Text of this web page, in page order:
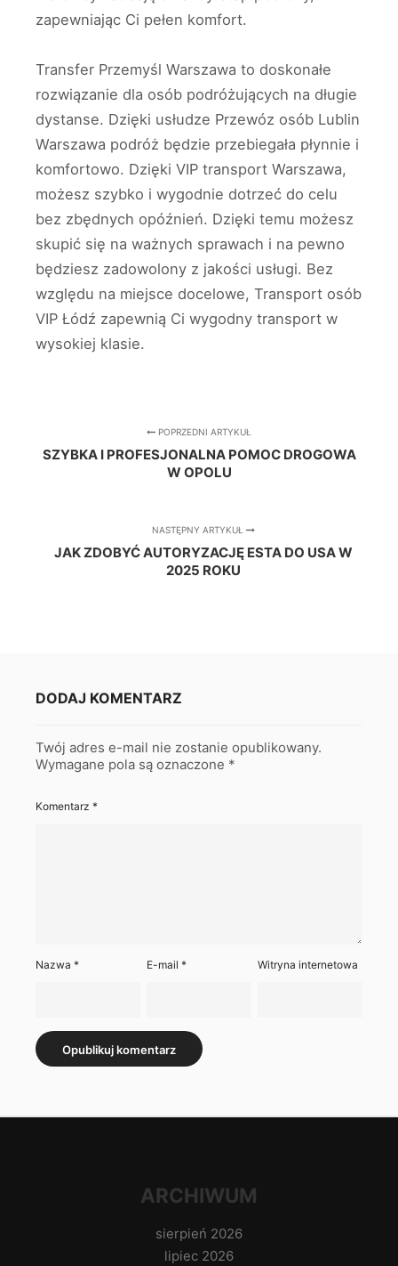
zapewniając Ci pełen komfort.
Transfer Przemyśl Warszawa to doskonałe
rozwiązanie dla osób podróżujących na długie
dystanse. Dzięki usłudze Przewóz osób Lublin
Warszawa podróż będzie przebiegała płynnie i
komfortowo. Dzięki VIP transport Warszawa,
możesz szybko i wygodnie dotrzeć do celu
bez zbędnych opóźnień. Dzięki temu możesz
skupić się na ważnych sprawach i na pewno
będziesz zadowolony z jakości usługi. Bez
względu na miejsce docelowe, Transport osób
VIP Łódź zapewnią Ci wygodny transport w
wysokiej klasie.
POPRZEDNI ARTYKUŁ
SZYBKA I PROFESJONALNA POMOC DROGOWA
W OPOLU
NASTĘPNY ARTYKUŁ
JAK ZDOBYĆ AUTORYZACJĘ ESTA DO USA W
2025 ROKU
DODAJ KOMENTARZ
Twój adres e-mail nie zostanie opublikowany.
Wymagane pola są oznaczone *
Komentarz *
Nazwa * E-mail* Witryna internetowa
ARCHIWUM
sierpień 2026
lipiec 2026